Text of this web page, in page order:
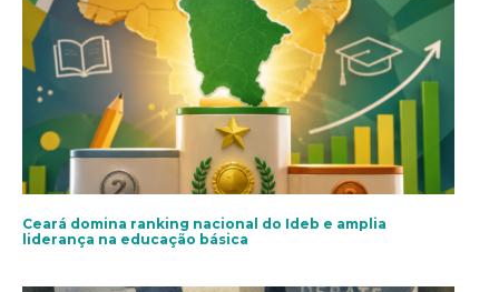
Ceará domina ranking nacional do Ideb e amplia
liderança na educação básica